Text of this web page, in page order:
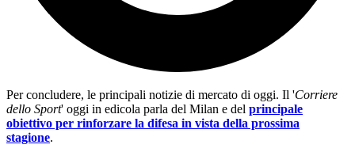
Per concludere, le principali notizie di mercato di oggi. Il 'Corriere
dello Sport' oggi in edicola parla del Milan e del principale
obiettivo per rinforzare la difesa in vista della prossima
stagione.